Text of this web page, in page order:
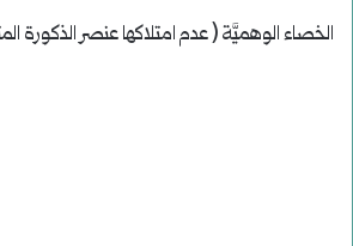
الخصاء الوهميَّة ( عدم امتلاكها عنصر الذكورة